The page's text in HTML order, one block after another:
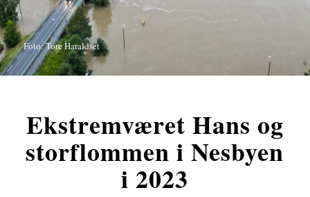
Foto: Tore Haraldset
Ekstremværet Hans og
storflommen i Nesbyen
i 2023